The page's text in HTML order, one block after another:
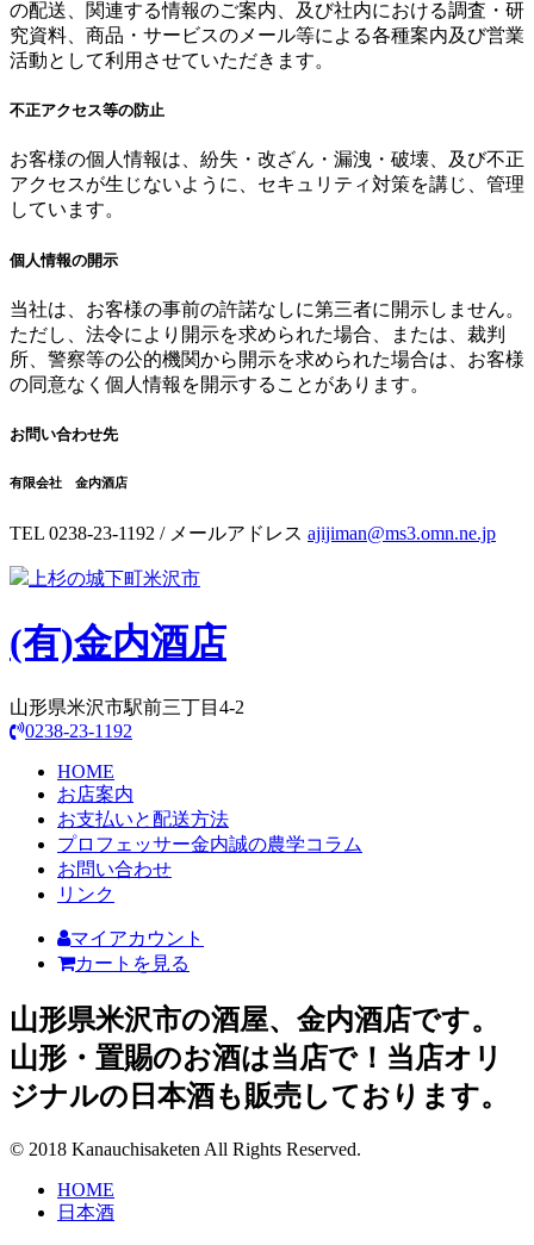
の配送、関連する情報のご案内、及び社内における調査・研
究資料、商品・サービスのメール等による各種案内及び営業
活動として利用させていただきます。
不正アクセス等の防止
お客様の個人情報は、紛失・改ざん・漏洩・破壊、及び不正
アクセスが生じないように、セキュリティ対策を講じ、管理
しています。
個人情報の開示
当社は、お客様の事前の許諾なしに第三者に開示しません。
ただし、法令により開示を求められた場合、または、裁判
所、警察等の公的機関から開示を求められた場合は、お客様
の同意なく個人情報を開示することがあります。
お問い合わせ先
有限会社 金内酒店
TEL 0238-23-1192 / メールアドレス ajijiman@ms3.omn.ne.jp
上杉の城下町米沢市
(有)金内酒店
山形県米沢市駅前三丁目4-2
0238-23-1192
HOME
お店案内
お支払いと配送方法
プロフェッサー金内誠の農学コラム
お問い合わせ
リンク
マイアカウント
カートを見る
山形県米沢市の酒屋、金内酒店です。
山形・置賜のお酒は当店で！当店オリ
ジナルの日本酒も販売しております。
© 2018 Kanauchisaketen All Rights Reserved.
HOME
日本酒